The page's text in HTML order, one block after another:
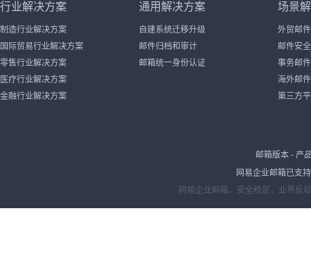
行业解决方案
制造行业解决方案
国际贸易行业解决方案
零售行业解决方案
医疗行业解决方案
金融行业解决方案
通用解决方案
自建系统迁移升级
邮件归档和审计
邮箱统一身份认证
场景
外贸邮
邮件安
事务邮
海外邮
第三方
邮箱版本 - 产
网易企业邮箱已支
网易企业邮箱，安全稳定，业界反